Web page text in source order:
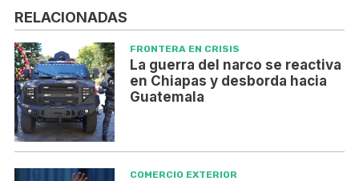
RELACIONADAS
FRONTERA EN CRISIS
La guerra del narco se reactiva
en Chiapas y desborda hacia
Guatemala
COMERCIO EXTERIOR